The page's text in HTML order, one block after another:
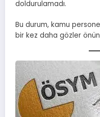
doldurulamadı.
Bu durum, kamu
bir kez daha gözler